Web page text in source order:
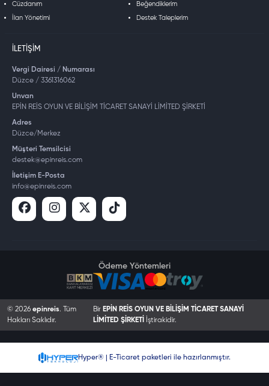
Cüzdanım Beğendiklerim
İlan Yönetimi Destek Taleplerim
İLETIŞIM
Vergi Dairesi / Numarası
Düzce / 3361316062
Unvan
EPİN REİS OYUN VE BİLİŞİM TİCARET SANAYİ LİMİTED ŞİRKETİ
Adres
Düzce/Merkez
Müşteri Temsilcisi
destek@epinreis.com
İletişim E-Posta
info@epinreis.com
Ödeme Yöntemleri
© 2026 epinreis. Tüm
Hakları Saklıdır.
Bir EPİN REİS OYUN VE BİLİŞİM TİCARET SANAYİ
LİMİTED ŞİRKETİ
İştirakidir.
Hyper® | E-Ticaret paketleri ile hazırlanmıştır.